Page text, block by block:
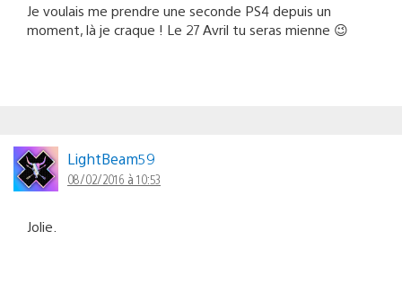
Je voulais me prendre une seconde PS4 depuis un
moment, là je craque ! Le 27 Avril tu seras mienne 😉
LightBeam59
08/02/2016 à 10:53
Jolie.